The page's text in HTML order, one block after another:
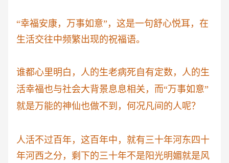
“幸福安康，万事如意”，这是一句舒心悦耳，在
生活交往中频繁出现的祝福语。
谁都心里明白，人的生老病死自有定数，人的生
活幸福也与社会大背景息息相关，而“万事如意”
就是万能的神仙也做不到，何况凡间的人呢？
人活不过百年，这百年中，就有三十年河东四十
年河西之分，剩下的三十年不是阳光明媚就是风